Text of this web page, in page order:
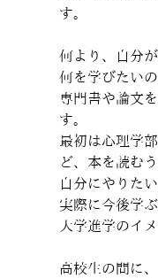
す。
何より、自分
何を学びたい
専門書や論文
す。
最初は心理学
ど、本を読む
自分にやりた
実際に今後学
大学進学のイ
高校生の間に、